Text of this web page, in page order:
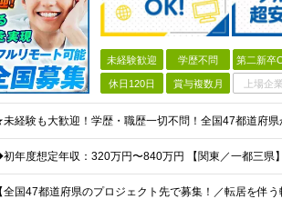
未経験歓迎 学歴不問 第二新卒
休日120日 賞与複数月 上場企業